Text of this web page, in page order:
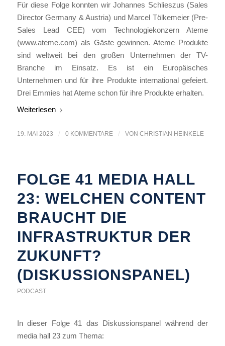
Für diese Folge konnten wir Johannes Schlieszus (Sales
Director Germany & Austria) und Marcel Tölkemeier (Pre-
Sales Lead CEE) vom Technologiekonzern Ateme
(www.ateme.com) als Gäste gewinnen. Ateme Produkte
sind weltweit bei den großen Unternehmen der TV-
Branche im Einsatz. Es ist ein Europäisches
Unternehmen und für ihre Produkte international gefeiert.
Drei Emmies hat Ateme schon für ihre Produkte erhalten.
Weiterlesen
19. MAI 2023 / 0 KOMMENTARE / VON CHRISTIAN HEINKELE
FOLGE 41 MEDIA HALL
23: WELCHEN CONTENT
BRAUCHT DIE
INFRASTRUKTUR DER
ZUKUNFT?
(DISKUSSIONSPANEL)
PODCAST
In dieser Folge 41 das Diskussionspanel während der
media hall 23 zum Thema: